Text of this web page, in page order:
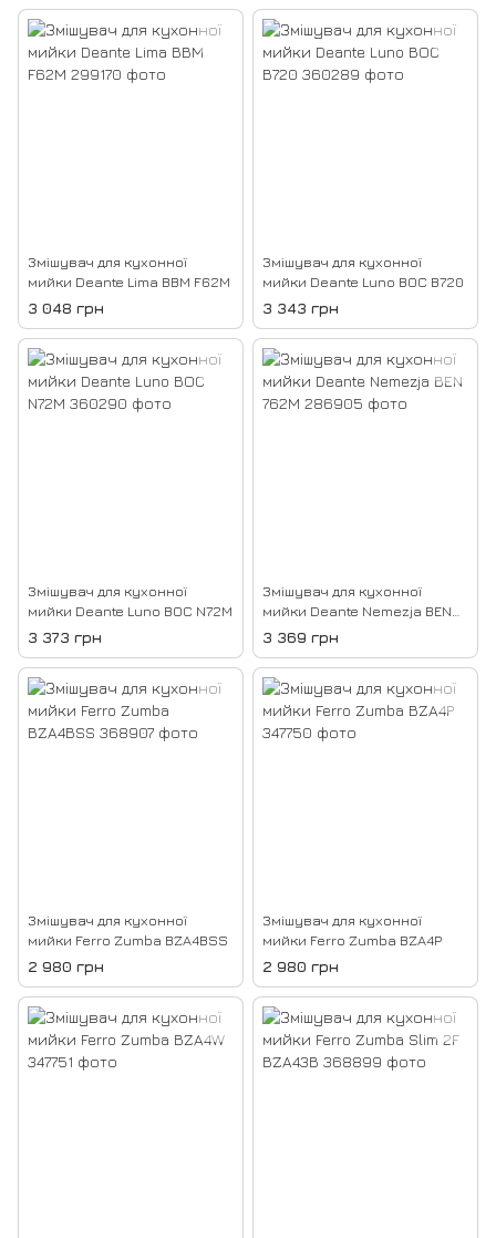
Змішувач для кухонної
мийки Deante Lima BBM F62M
3 048 грн
Змішувач для кухонної
мийки Deante Luno BOC B720
3 343 грн
Змішувач для кухонної
мийки Deante Luno BOC N72M
3 373 грн
Змішувач для кухонної
мийки Deante Nemezja BEN
762M
3 369 грн
Змішувач для кухонної
мийки Ferro Zumba BZA4BSS
2 980 грн
Змішувач для кухонної
мийки Ferro Zumba BZA4P
2 980 грн